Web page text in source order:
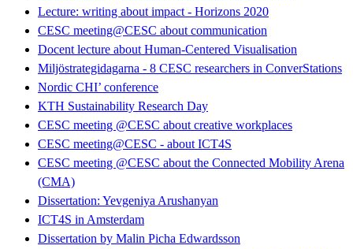
Lecture: writing about impact - Horizons 2020
CESC meeting@CESC about communication
Docent lecture about Human-Centered Visualisation
Miljöstrategidagarna - 8 CESC researchers in ConverStations
Nordic CHI’ conference
KTH Sustainability Research Day
CESC meeting @CESC about creative workplaces
CESC meeting@CESC - about ICT4S
CESC meeting @CESC about the Connected Mobility Arena
(CMA)
Dissertation: Yevgeniya Arushanyan
ICT4S in Amsterdam
Dissertation by Malin Picha Edwardsson